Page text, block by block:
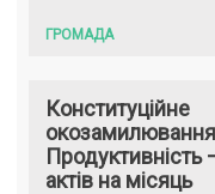
ГРОМАДА
Конституційне
Продуктивність
актів на місяць